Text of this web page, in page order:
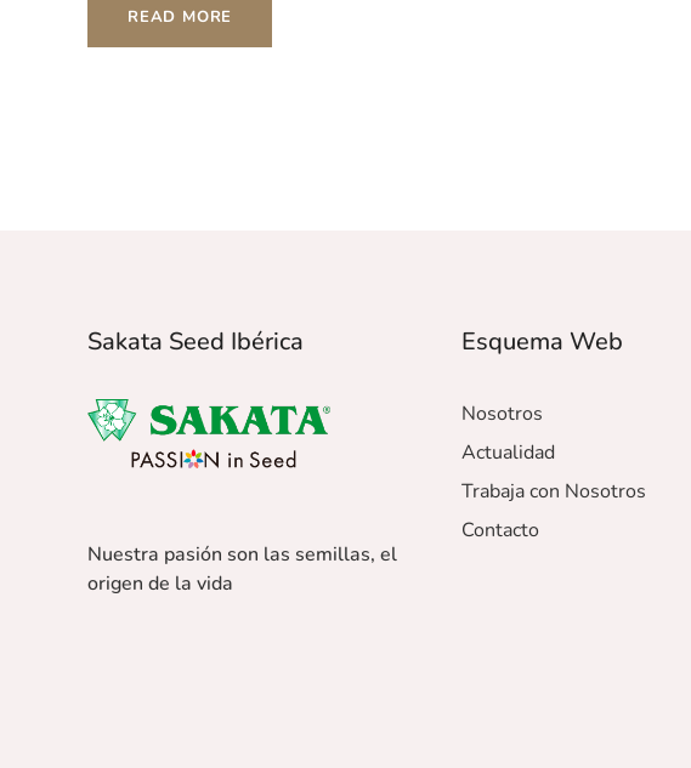
READ MORE
Sakata Seed Ibérica
Nuestra pasión son las semillas, el
origen de la vida
Esquema Web
Nosotros
Actualidad
Trabaja con Nosotros
Contacto